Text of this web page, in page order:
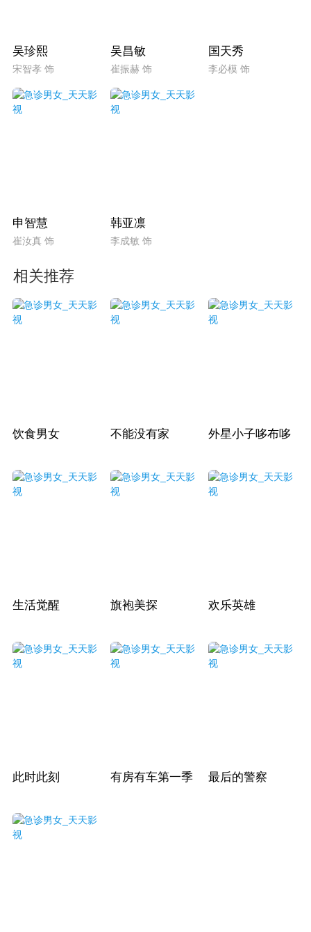
吴珍熙
宋智孝 饰
吴昌敏
崔振赫 饰
国天秀
李必模 饰
申智慧
崔汝真 饰
韩亚凛
李成敏 饰
相关推荐
饮食男女 不能没有家 外星小子哆布哆
生活觉醒 旗袍美探 欢乐英雄
此时此刻 有房有车第一季 最后的警察